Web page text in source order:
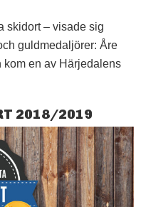
skidort – visade sig
guldmedaljörer: Åre
en av Härjedalens
2018/2019